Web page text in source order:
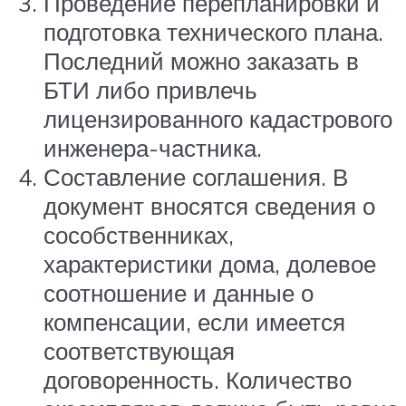
подготовка технического плана.
Последний можно заказать в
БТИ либо привлечь
лицензированного кадастрового
инженера-частника.
Составление соглашения. В
документ вносятся сведения о
сособственниках,
характеристики дома, долевое
соотношение и данные о
компенсации, если имеется
соответствующая
договоренность. Количество